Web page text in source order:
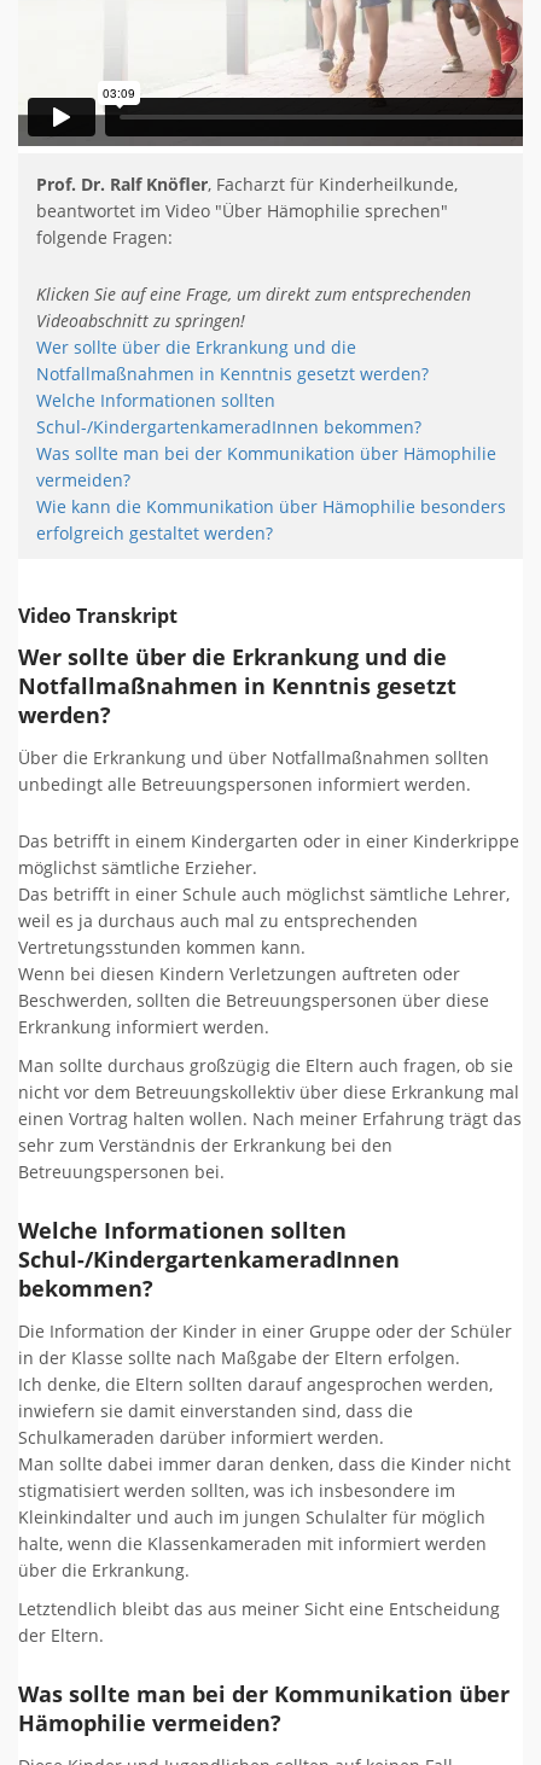
Prof. Dr. Ralf Knöfler, Facharzt für Kinderheilkunde,
beantwortet im Video "Über Hämophilie sprechen"
folgende Fragen:
Klicken Sie auf eine Frage, um direkt zum entsprechenden
Videoabschnitt zu springen!
Wer sollte über die Erkrankung und die
Notfallmaßnahmen in Kenntnis gesetzt werden?
Welche Informationen sollten
Schul-/KindergartenkameradInnen bekommen?
Was sollte man bei der Kommunikation über Hämophilie
vermeiden?
Wie kann die Kommunikation über Hämophilie besonders
erfolgreich gestaltet werden?
Video Transkript
Wer sollte über die Erkrankung und die
Notfallmaßnahmen in Kenntnis gesetzt
werden?
Über die Erkrankung und über Notfallmaßnahmen sollten
unbedingt alle Betreuungspersonen informiert werden.
Das betrifft in einem Kindergarten oder in einer Kinderkrippe
möglichst sämtliche Erzieher.
Das betrifft in einer Schule auch möglichst sämtliche Lehrer,
weil es ja durchaus auch mal zu entsprechenden
Vertretungsstunden kommen kann.
Wenn bei diesen Kindern Verletzungen auftreten oder
Beschwerden, sollten die Betreuungspersonen über diese
Erkrankung informiert werden.
Man sollte durchaus großzügig die Eltern auch fragen, ob sie
nicht vor dem Betreuungskollektiv über diese Erkrankung mal
einen Vortrag halten wollen. Nach meiner Erfahrung trägt das
sehr zum Verständnis der Erkrankung bei den
Betreuungspersonen bei.
Welche Informationen sollten
Schul-/KindergartenkameradInnen
bekommen?
Die Information der Kinder in einer Gruppe oder der Schüler
in der Klasse sollte nach Maßgabe der Eltern erfolgen.
Ich denke, die Eltern sollten darauf angesprochen werden,
inwiefern sie damit einverstanden sind, dass die
Schulkameraden darüber informiert werden.
Man sollte dabei immer daran denken, dass die Kinder nicht
stigmatisiert werden sollten, was ich insbesondere im
Kleinkindalter und auch im jungen Schulalter für möglich
halte, wenn die Klassenkameraden mit informiert werden
über die Erkrankung.
Letztendlich bleibt das aus meiner Sicht eine Entscheidung
der Eltern.
Was sollte man bei der Kommunikation über
Hämophilie vermeiden?